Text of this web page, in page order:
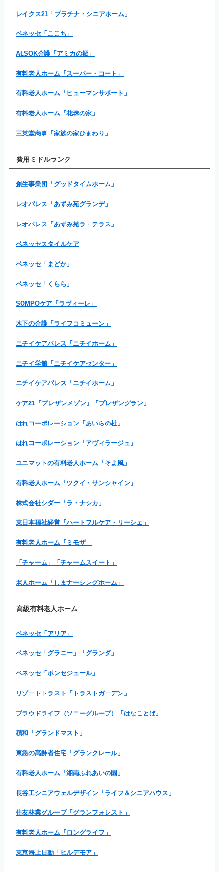
レイクス21「プラチナ・シニアホーム」
ベネッセ「ここち」
ALSOK介護「アミカの郷」
有料老人ホーム「スーパー・コート」
有料老人ホーム「ヒューマンサポート」
有料老人ホーム「花珠の家」
三英堂商事「家族の家ひまわり」
費用ミドルランク
創生事業団「グッドタイムホーム」
レオパレス「あずみ苑グランデ」
レオパレス「あずみ苑ラ・テラス」
ベネッセスタイルケア
ベネッセ「まどか」
ベネッセ「くらら」
SOMPOケア「ラヴィーレ」
木下の介護「ライフコミューン」
ニチイケアパレス「ニチイホーム」
ニチイ学館「ニチイケアセンター」
ニチイケアパレス「ニチイホーム」
ケア21「プレザンメゾン」「プレザングラン」
はれコーポレーション「あいらの杜」
はれコーポレーション「アヴィラージュ」
ユニマットの有料老人ホーム「そよ風」
有料老人ホーム「ツクイ・サンシャイン」
株式会社シダー「ラ・ナシカ」
東日本福祉経営「ハートフルケア・リーシェ」
有料老人ホーム「ミモザ」
「チャーム」「チャームスイート」
老人ホーム「しまナーシングホーム」
高級有料老人ホーム
ベネッセ「アリア」
ベネッセ「グラニー」「グランダ」
ベネッセ「ボンセジュール」
リゾートトラスト「トラストガーデン」
プラウドライフ（ソニーグループ）「はなことば」
積和「グランドマスト」
東急の高齢者住宅「グランクレール」
有料老人ホーム「湘南ふれあいの園」
長谷工シニアウェルデザイン「ライフ＆シニアハウス」
住友林業グループ「グランフォレスト」
有料老人ホーム「ロングライフ」
東京海上日動「ヒルデモア」